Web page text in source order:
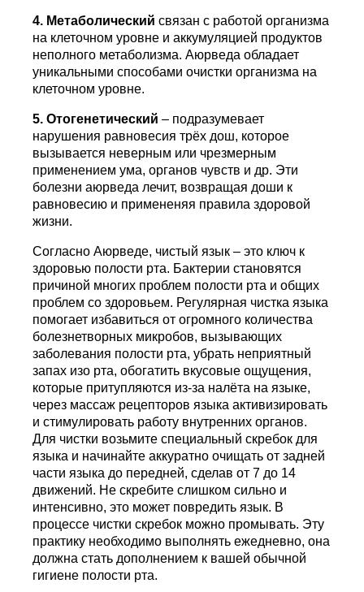
4. Метаболический связан с работой организма
на клеточном уровне и аккумуляцией продуктов
неполного метаболизма. Аюрведа обладает
уникальными способами очистки организма на
клеточном уровне.
5. Отогенетический – подразумевает
нарушения равновесия трёх дош, которое
вызывается неверным или чрезмерным
применением ума, органов чувств и др. Эти
болезни аюрведа лечит, возвращая доши к
равновесию и примененяя правила здоровой
жизни.
Согласно Аюрведе, чистый язык – это ключ к
здоровью полости рта. Бактерии становятся
причиной многих проблем полости рта и общих
проблем со здоровьем. Регулярная чистка языка
помогает избавиться от огромного количества
болезнетворных микробов, вызывающих
заболевания полости рта, убрать неприятный
запах изо рта, обогатить вкусовые ощущения,
которые притупляются из-за налёта на языке,
через массаж рецепторов языка активизировать
и стимулировать работу внутренних органов.
Для чистки возьмите специальный скребок для
языка и начинайте аккуратно очищать от задней
части языка до передней, сделав от 7 до 14
движений. Не скребите слишком сильно и
интенсивно, это может повредить язык. В
процессе чистки скребок можно промывать. Эту
практику необходимо выполнять ежедневно, она
должна стать дополнением к вашей обычной
гигиене полости рта.